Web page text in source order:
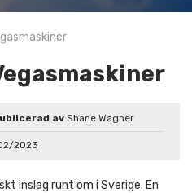
av Shane Wagner
2023
inslag runt om i Sverige. En